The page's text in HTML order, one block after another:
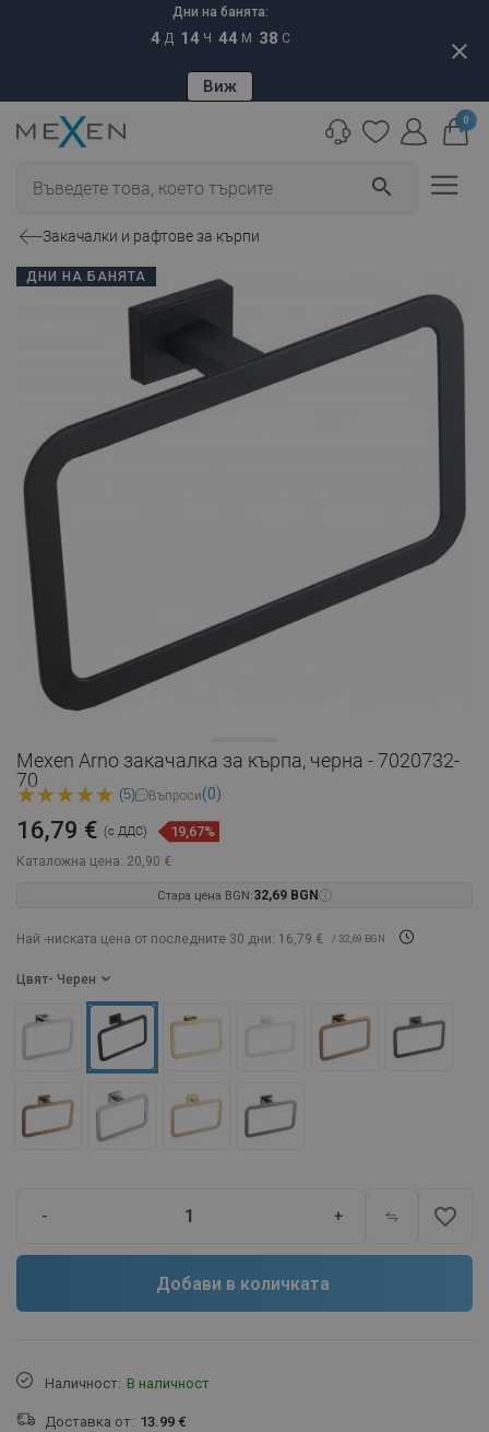
Дни на банята:
4 Д 14 Ч 44 М 37 С
Виж
close
search
0
Закачалки и рафтове за кърпи
ДНИ НА БАНЯТА
Mexen Arno закачалка за кърпа, черна - 7020732-
70
(5) Въпроси(0)
Каталожна цена: 20,90 €
16,79 € (с ДДС) 19,67%
Стара цена BGN:32,69 BGN
Най -ниската цена от последните 30 дни: 16,79 € / 32,69 BGN
Цвят - Черен
- + favorite_border
Добави в количката
Наличност: В наличност
Доставка от: 13.99 €